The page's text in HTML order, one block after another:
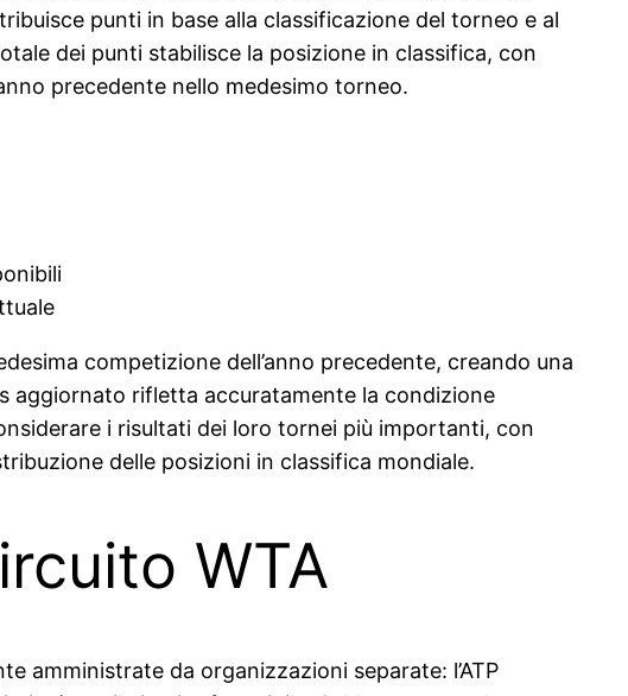
punti in base alla classificazione del torneo e al
dei punti stabilisce la posizione in classifica, con
precedente nello medesimo torneo.
competizione dell’anno precedente, creando una
aggiornato rifletta accuratamente la condizione
i risultati dei loro tornei più importanti, con
delle posizioni in classifica mondiale.
WTA
amministrate da organizzazioni separate: l’ATP